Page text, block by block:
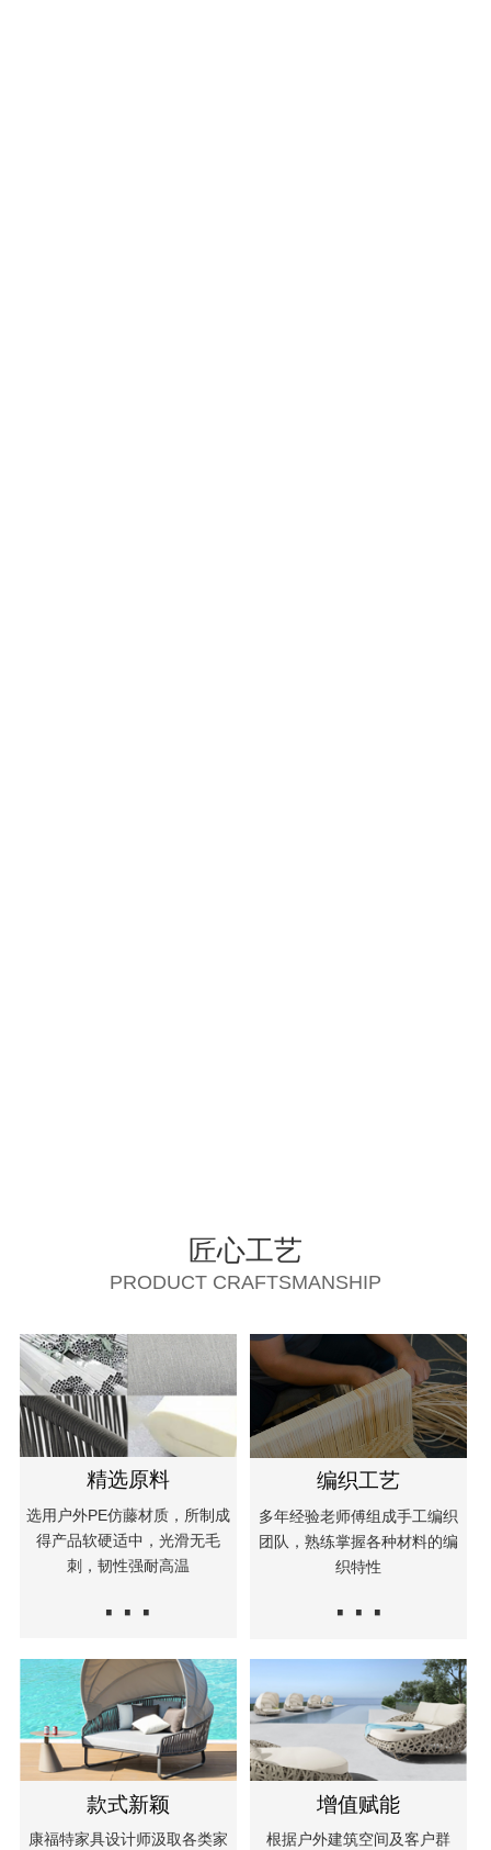
匠心工艺
PRODUCT CRAFTSMANSHIP
精选原料
选用户外PE仿藤材质，所制成
得产品软硬适中，光滑无毛
刺，韧性强耐高温
···
编织工艺
多年经验老师傅组成手工编织
团队，熟练掌握各种材料的编
织特性
···
款式新颖
康福特家具设计师汲取各类家
增值赋能
根据户外建筑空间及客户群